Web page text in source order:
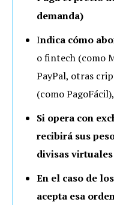
demanda)
Indica cómo
o fintech (como
PayPal, otras
(como
Si opera con
recibirá sus
divisas virtuales
En el caso de
acepta esa